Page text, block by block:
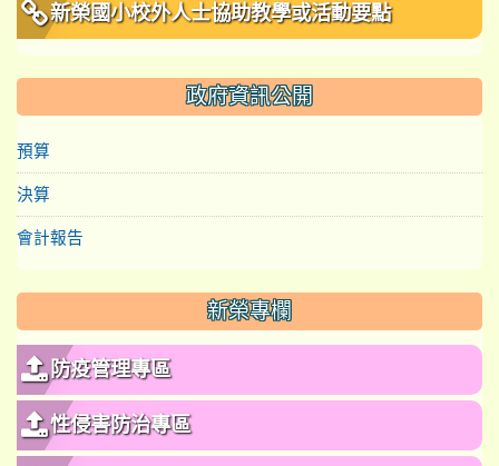
新榮國小校外人士協助教學或活動要點
政府資訊公開
預算
決算
會計報告
新榮專欄
防疫管理專區
性侵害防治專區